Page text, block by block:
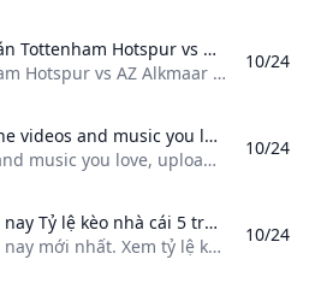
Nhận định dự đoán Tottenham Hotspur vs AZ Alkmaar: Chủ nhà làm chủ cuộc chơi Trận đấu Tottenham Hotspur vs AZ Alkmaar trong khuôn khổ Europa League diễn ra vào 3h00 ngày 25/10. Báo Nghệ An phân tích nhận định bóng đá và dự đoán tỷ số.
Trận đấu Tottenham Hotspur vs AZ Alkmaar trong khuôn khổ Europa League diễn ra vào 3h00 ngày 25/10. Báo Nghệ An phân tích, nhận định bóng đá và dự đoán tỷ số. Hùng Cường•24/10/2024 05:50 Trận đấu Tottenham Hotspur vs AZ Alkmaar trong khuôn khổ Europa League diễn ra vào 3h00 ngày 25/10. Báo Nghệ An phân tích, nhận định bóng đá và dự đoán tỷ số. Spurs sẽ thiếu Wilson Odobert và Djed Spence trong trận đấu này, ảnh hưởng đến kế hoạch của Postecoglou vì cả hai có thể đá chính nhằm giúp các cầu thủ chủ chốt nghỉ ngơi.
10/24
- YouTube Enjoy the videos and music you love upload original content and share it all with friends family and the world on YouTube.
Enjoy the videos and music you love, upload original content, and share it all with friends, family, and the world on YouTube.
10/24
Kèo bóng đá hôm nay Tỷ lệ kèo nhà cái 5 trực tuyến Keonhacai Kèo bóng đá hôm nay mới nhất. Xem tỷ lệ kèo nhà cái 5 trực tuyến tối đêm nay chuẩn xác. Tỷ lệ kèo cá cược keonhacai 5 trực tiếp nhanh nhất 24h qua.
Kèo bóng đá hôm nay mới nhất. Xem tỷ lệ kèo nhà cái 5 trực tuyến tối đêm nay chuẩn xác. Tỷ lệ kèo cá cược keonhacai 5 trực tiếp nhanh nhất 24h qua. Xem tất cả Tìm hiểu về kèo nhà cái và tỷ lệ kèo bóng đá Xem tỷ lệ kèo nhà cái hôm nay tại Bongdanet có ưu điểm nổi bật gì? Các loại tỷ lệ kèo nhà cái thường gặp
10/24